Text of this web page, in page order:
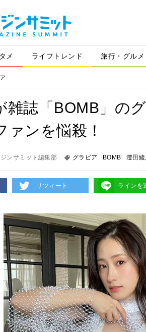
メ ライフトレンド 旅行・グルメ
雑誌「BOMB」の
ァンを悩殺！
ンサミット編集部 グラビア BOMB 澄田
リツィート ラインを